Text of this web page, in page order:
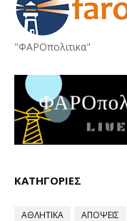
"ΦΑΡΟπολιτικα"
ΚΑΤΗΓΟΡΙΕΣ
ΑΘΛΗΤΙΚΑ ΑΠΟΨΕΙΣ